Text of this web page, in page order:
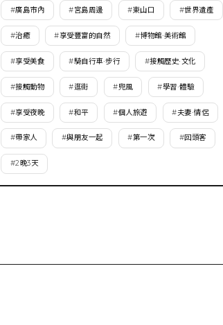
#廣島市內 #宮島周邊 #東山口 #世界遺產
#治癒 #享受豐富的自然 #博物館·美術館
#享受美食 #騎自行車·步行 #接觸歷史·文化
#接觸動物 #逛街 #兜風 #學習·體驗
#享受夜晚 #和平 #個人旅遊 #夫妻·情侶
#帶家人 #與朋友一起 #第一次 #回頭客
#2晚3天